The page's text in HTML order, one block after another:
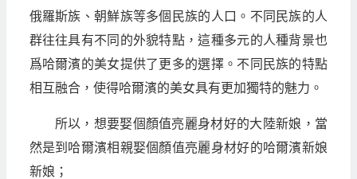
俄羅斯族、朝鮮族等多個民族的人口。不同民族的人
群往往具有不同的外貌特點，這種多元的人種背景也
爲哈爾濱的美女提供了更多的選擇。不同民族的特點
相互融合，使得哈爾濱的美女具有更加獨特的魅力。
所以，想要娶個顏值亮麗身材好的大陸新娘，當
然是到哈爾濱相親娶個顏值亮麗身材好的哈爾濱新娘
新娘；